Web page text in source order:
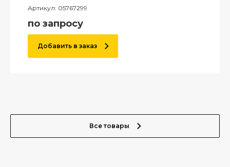
Артикул: 05767299
по запросу
Добавить в заказ
Все товары